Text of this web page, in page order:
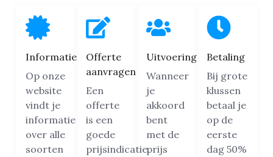
Informatie
Op onze
website
vindt je
informatie
over alle
soorten
Offerte
aanvragen
Een
offerte
is een
goede
prijsindicatie.
Uitvoering
Wanneer
je
akkoord
bent
met de
prijs
Betaling
Bij grote
klussen
betaal je
op de
eerste
dag 50%